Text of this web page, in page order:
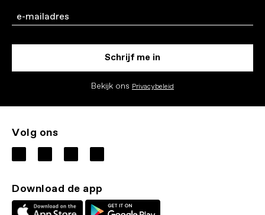
Email
Schrijf me in
Bekijk ons Privacybeleid
Volg ons
Download de app